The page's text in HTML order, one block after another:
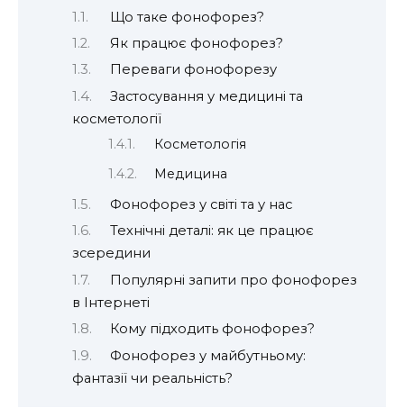
Що таке фонофорез?
Як працює фонофорез?
Переваги фонофорезу
Застосування у медицині та
косметології
Косметологія
Медицина
Фонофорез у світі та у нас
Технічні деталі: як це працює
зсередини
Популярні запити про фонофорез
в Інтернеті
Кому підходить фонофорез?
Фонофорез у майбутньому:
фантазії чи реальність?